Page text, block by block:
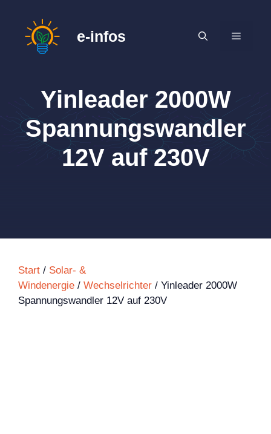
springen
e-infos MENÜ
Yinleader 2000W
Spannungswandler
12V auf 230V
Start / Solar- &
Windenergie / Wechselrichter / Yinleader 2000W
Spannungswandler 12V auf 230V